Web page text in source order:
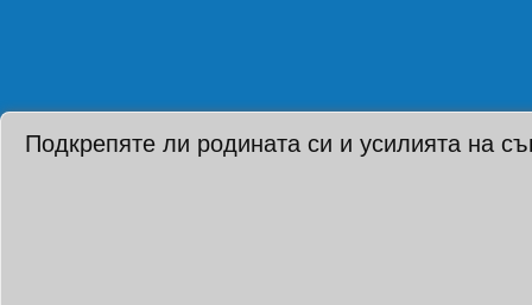
Подкрепяте ли родината си и усилията на